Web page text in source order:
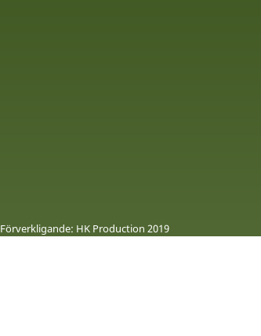
Förverkligande: HK Production 2019